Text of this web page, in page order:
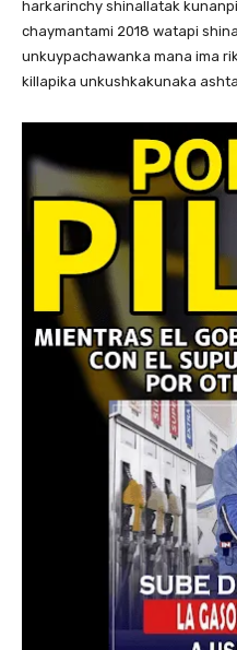
harkarinchy shinallatak
chaymantami 2018 watapi
unkuypachawanka mana ima
killapika unkushkakunaka